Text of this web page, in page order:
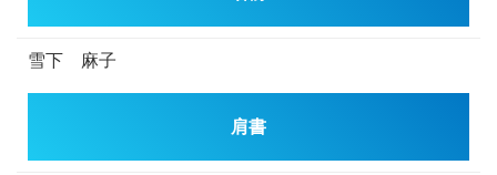
i
雪下 麻子
肩書